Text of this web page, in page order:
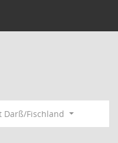
Darß/Fischland